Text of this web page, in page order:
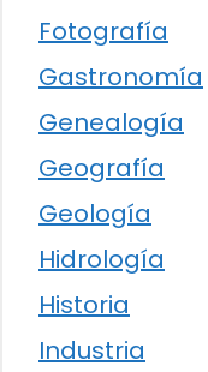
Fotografía
Gastronomía
Genealogía
Geografía
Geología
Hidrología
Historia
Industria